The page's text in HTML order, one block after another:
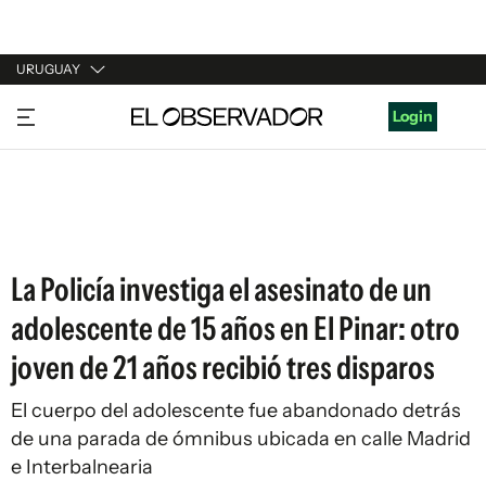
URUGUAY
URUGUAY
ARGENTINA
Login
La Policía investiga el asesinato de un
adolescente de 15 años en El Pinar: otro
joven de 21 años recibió tres disparos
El cuerpo del adolescente fue abandonado detrás
de una parada de ómnibus ubicada en calle Madrid
e Interbalnearia